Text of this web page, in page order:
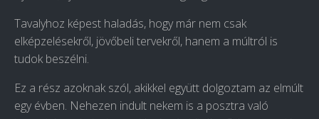
Tavalyhoz képest haladás, hogy már nem csak
elképzelésekről, jövőbeli tervekről, hanem a múltról is
tudok beszélni.
Ez a rész azoknak szól, akikkel együtt dolgoztam az elmúlt
egy évben. Nehezen indult nekem is a posztra való